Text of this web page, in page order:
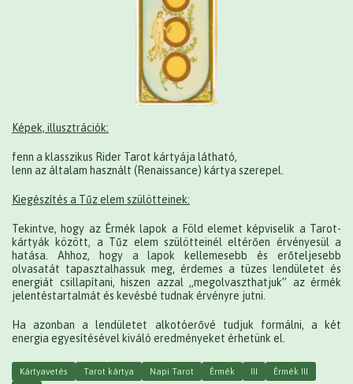
Képek, illusztrációk:
fenn a klasszikus Rider Tarot kártyája látható,
lenn az általam használt (Renaissance) kártya szerepel.
Kiegészítés a Tűz elem szülötteinek:
Tekintve, hogy az Érmék lapok a Föld elemet képviselik a Tarot-
kártyák között, a Tűz elem szülötteinél eltérően érvényesül a
hatása. Ahhoz, hogy a lapok kellemesebb és erőteljesebb
olvasatát tapasztalhassuk meg, érdemes a tüzes lendületet és
energiát csillapítani, hiszen azzal „megolvaszthatjuk” az érmék
jelentéstartalmát és kevésbé tudnak érvényre jutni.
Ha azonban a lendületet alkotóerővé tudjuk formálni, a két
energia egyesítésével kiváló eredményeket érhetünk el.
Kártyavetés Tarot kártya Napi Tarot Érmék III
Érmék III